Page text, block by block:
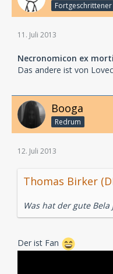
Fortgeschrittener
11. Juli 2013
Necronomicon ex
Das andere ist von
Booga
Redrum
12. Juli 2013
Thomas Birker
Was hat der gute
Der ist Fan